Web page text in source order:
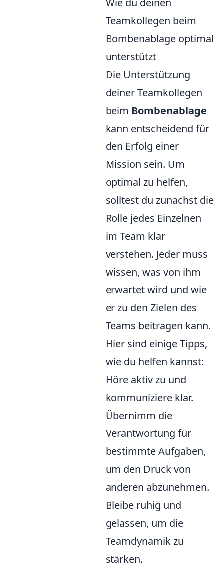
Teamkollegen beim
Bombenablage optimal
unterstützt
Die Unterstützung
deiner Teamkollegen
beim Bombenablage
kann entscheidend für
den Erfolg einer
Mission sein. Um
optimal zu helfen,
solltest du zunächst die
Rolle jedes Einzelnen
im Team klar
verstehen. Jeder muss
wissen, was von ihm
erwartet wird und wie
er zu den Zielen des
Teams beitragen kann.
Hier sind einige Tipps,
wie du helfen kannst:
Höre aktiv zu und
kommuniziere klar.
Übernimm die
Verantwortung für
bestimmte Aufgaben,
um den Druck von
anderen abzunehmen.
Bleibe ruhig und
gelassen, um die
Teamdynamik zu
stärken.